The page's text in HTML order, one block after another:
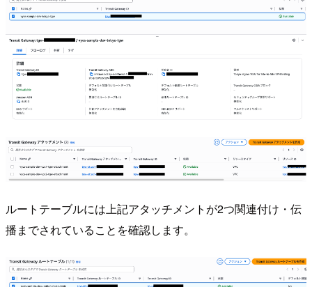
ルートテーブルには上記アタッチメントが2つ関連付け・伝
播までされていることを確認します。